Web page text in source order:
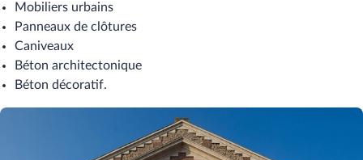
Mobiliers urbains
Panneaux de clôtures
Caniveaux
Béton architectonique
Béton décoratif.